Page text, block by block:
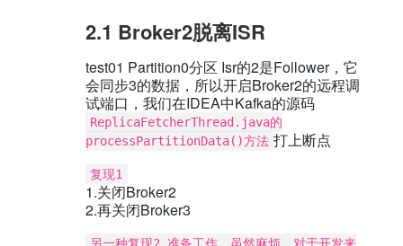
2.1 Broker2脱离ISR
test01 Partition0分区 Isr的2是Follower，它
会同步3的数据，所以开启Broker2的远程调
试端口，我们在IDEA中Kafka的源码
ReplicaFetcherThread.java的
processPartitionData()方法 打上断点
复现1
1.关闭Broker2
2.再关闭Broker3